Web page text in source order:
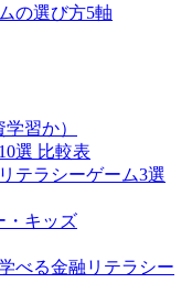
の選び方5軸
習か）
選 比較表
テラシーゲーム3選
・キッズ
べる金融リテラシー